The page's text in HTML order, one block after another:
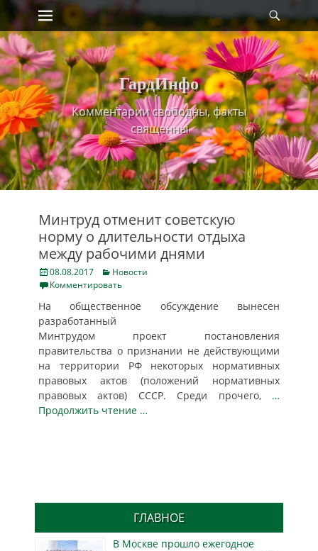
Skip
content
Primary Menu
ГардИнфо
Комментарии свободны, факты
священны
Минтруд отменит советскую
норму о длительности отдыха
между рабочими днями
Posted
on
08.08.2017 Categories
Новости
Комментировать
На общественное обсуждение вынесен
разработанный
Минтрудом проект постановления
правительства о признании не действующими
на территории РФ некоторых нормативных
правовых актов (положений нормативных
правовых актов) СССР. Среди прочего, …
Продолжить чтение …
ГЛАВНОЕ
В Москве прошло ежегодное